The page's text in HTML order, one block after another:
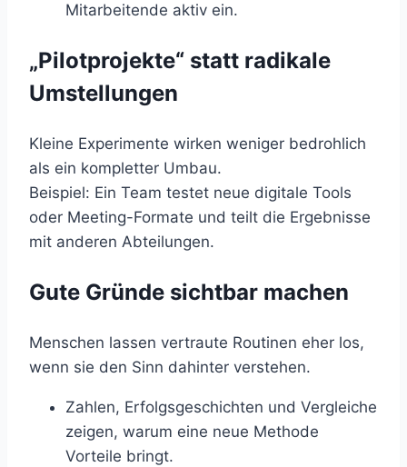
Mitarbeitende aktiv ein.
„Pilotprojekte“ statt radikale
Umstellungen
Kleine Experimente wirken weniger bedrohlich
als ein kompletter Umbau.
Beispiel: Ein Team testet neue digitale Tools
oder Meeting-Formate und teilt die Ergebnisse
mit anderen Abteilungen.
Gute Gründe sichtbar machen
Menschen lassen vertraute Routinen eher los,
wenn sie den Sinn dahinter verstehen.
Zahlen, Erfolgsgeschichten und Vergleiche
zeigen, warum eine neue Methode
Vorteile bringt.